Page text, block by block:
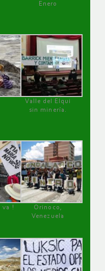
Enero
Valle del Elqui
sin minería.
va !
Orinoco,
Venezuela